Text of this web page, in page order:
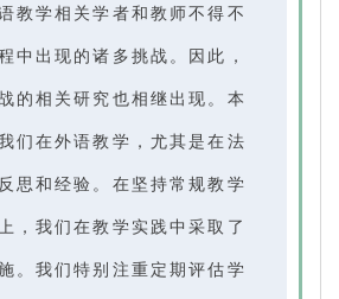
教学相关学者和教师不得不
中出现的诸多挑战。因此，
的相关研究也相继出现。本
们在外语教学，尤其是在法
思和经验。在坚持常规教学
，我们在教学实践中采取了
。我们特别注重定期评估学